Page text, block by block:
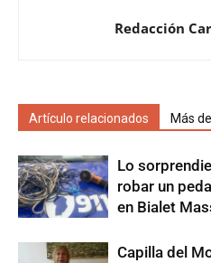
Redacción
Artículo relacionados Más
Lo
robar un
en Bialet
Capilla del